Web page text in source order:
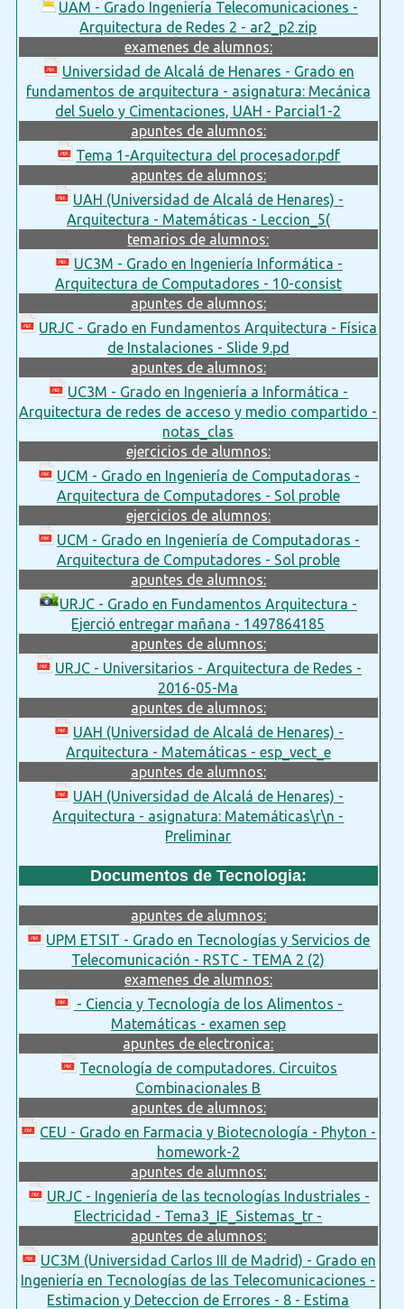
UAM - Grado Ingeniería Telecomunicaciones -
Arquitectura de Redes 2 - ar2_p2.zip
examenes de alumnos:
Universidad de Alcalá de Henares - Grado en
fundamentos de arquitectura - asignatura: Mecánica
del Suelo y Cimentaciones, UAH - Parcial1-2
apuntes de alumnos:
Tema 1-Arquitectura del procesador.pdf
apuntes de alumnos:
UAH (Universidad de Alcalá de Henares) -
Arquitectura - Matemáticas - Leccion_5(
temarios de alumnos:
UC3M - Grado en Ingeniería Informática -
Arquitectura de Computadores - 10-consist
apuntes de alumnos:
URJC - Grado en Fundamentos Arquitectura - Física
de Instalaciones - Slide 9.pd
apuntes de alumnos:
UC3M - Grado en Ingeniería a Informática -
Arquitectura de redes de acceso y medio compartido -
notas_clas
ejercicios de alumnos:
UCM - Grado en Ingeniería de Computadoras -
Arquitectura de Computadores - Sol proble
ejercicios de alumnos:
UCM - Grado en Ingeniería de Computadoras -
Arquitectura de Computadores - Sol proble
apuntes de alumnos:
URJC - Grado en Fundamentos Arquitectura -
Ejerció entregar mañana - 1497864185
apuntes de alumnos:
URJC - Universitarios - Arquitectura de Redes -
2016-05-Ma
apuntes de alumnos:
UAH (Universidad de Alcalá de Henares) -
Arquitectura - Matemáticas - esp_vect_e
apuntes de alumnos:
UAH (Universidad de Alcalá de Henares) -
Arquitectura - asignatura: Matemáticas\r\n -
Preliminar
Documentos de Tecnologia:
apuntes de alumnos:
UPM ETSIT - Grado en Tecnologías y Servicios de
Telecomunicación - RSTC - TEMA 2 (2)
examenes de alumnos:
- Ciencia y Tecnología de los Alimentos -
Matemáticas - examen sep
apuntes de electronica:
Tecnología de computadores. Circuitos
Combinacionales B
apuntes de alumnos:
CEU - Grado en Farmacia y Biotecnología - Phyton -
homework-2
apuntes de alumnos:
URJC - Ingeniería de las tecnologías Industriales -
Electricidad - Tema3_IE_Sistemas_tr -
apuntes de alumnos:
UC3M (Universidad Carlos III de Madrid) - Grado en
Ingeniería en Tecnologías de las Telecomunicaciones -
Estimacion y Deteccion de Errores - 8 - Estima